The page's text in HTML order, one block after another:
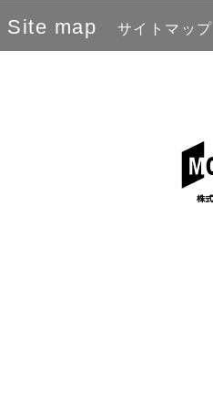
Site map サイトマップ